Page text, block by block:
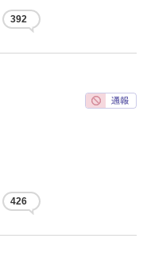
392
426